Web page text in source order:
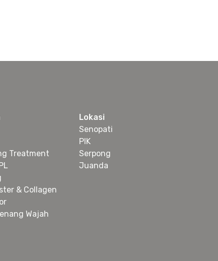
Treatment
& Collagen
Wajah
Lokasi
Senopati
PIK
Serpong
Juanda